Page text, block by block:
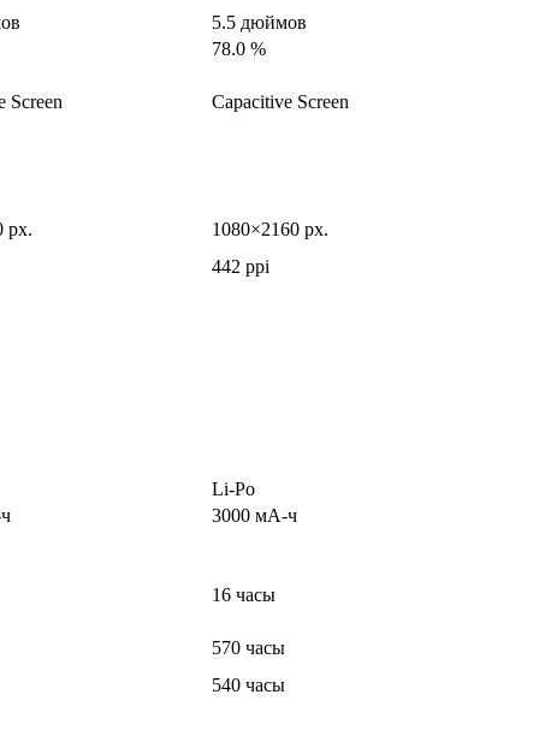
5.5 дюймов
78.0 %
Screen
Capacitive Screen
px.
1080×2160 px.
442 ppi
Li-Po
3000 мА-ч
16 часы
570 часы
540 часы